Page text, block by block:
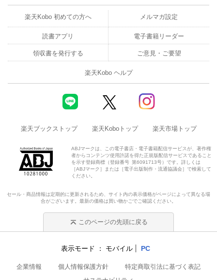
楽天Kobo 初めての方へ メルマガ設定
読書アプリ 電子書籍リーダー
領収書を発行する ご意見・ご要望
楽天Kobo ヘルプ
楽天ブックストップ 楽天Koboトップ 楽天市場トップ
ABJマークは、この電子書店・電子書籍配信サービスが、著作権
者からコンテンツ使用許諾を得た正規版配信サービスであること
を示す登録商標（登録番号 第6091713号）です。詳しくは
［ABJマーク］または［電子出版制作・流通協議会］で検索して
ください。
セール・商品情報は定期的に更新されるため、サイト内の表示価格がページによって異なる場
合がございます。最新の価格は買い物かごでご確認ください。
このページの先頭に戻る
表示モード モバイル PC
企業情報 個人情報保護方針
特定商取引法に基づく表記